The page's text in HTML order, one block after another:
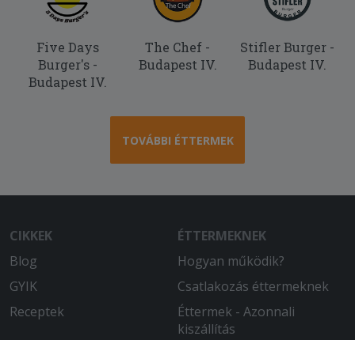
Five Days
Burger's -
Budapest IV.
The Chef -
Budapest IV.
Stifler Burger -
Budapest IV.
TOVÁBBI ÉTTERMEK
CIKKEK
Blog
GYIK
Receptek
ÉTTERMEKNEK
Hogyan működik?
Csatlakozás éttermeknek
Éttermek - Azonnali
kiszállítás